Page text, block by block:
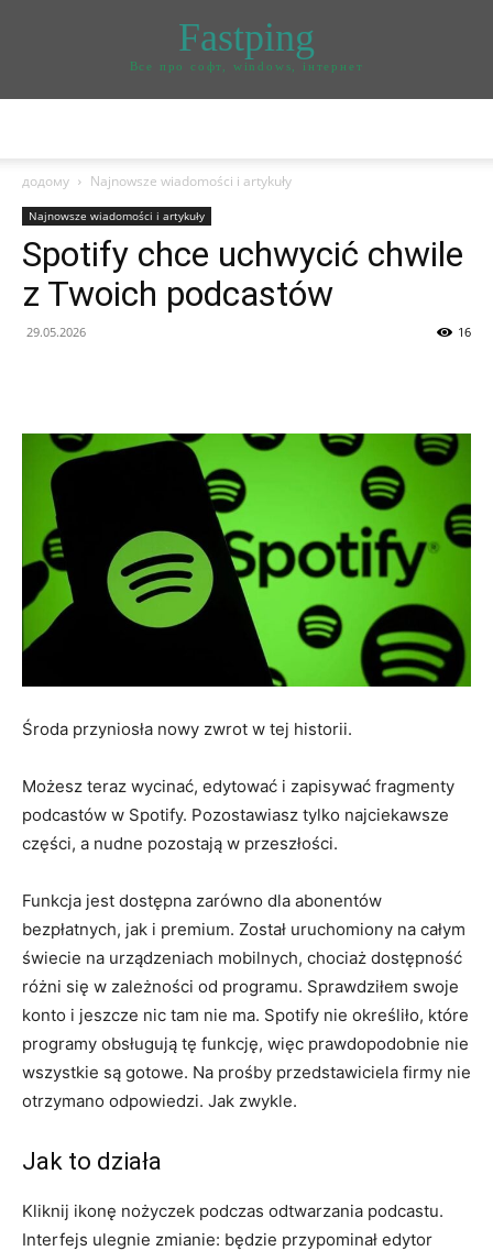
Fastping
Все про софт, windows, інтернет
додому Najnowsze wiadomości i artykuły
Najnowsze wiadomości i artykuły
Spotify chce uchwycić chwile
z Twoich podcastów
29.05.2026 16
Środa przyniosła nowy zwrot w tej historii.
Możesz teraz wycinać, edytować i zapisywać fragmenty
podcastów w Spotify. Pozostawiasz tylko najciekawsze
części, a nudne pozostają w przeszłości.
Funkcja jest dostępna zarówno dla abonentów
bezpłatnych, jak i premium. Został uruchomiony na całym
świecie na urządzeniach mobilnych, chociaż dostępność
różni się w zależności od programu. Sprawdziłem swoje
konto i jeszcze nic tam nie ma. Spotify nie określiło, które
programy obsługują tę funkcję, więc prawdopodobnie nie
wszystkie są gotowe. Na prośby przedstawiciela firmy nie
otrzymano odpowiedzi. Jak zwykle.
Jak to działa
Kliknij ikonę nożyczek podczas odtwarzania podcastu.
Interfejs ulegnie zmianie: będzie przypominał edytor